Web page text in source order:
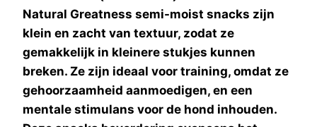
Natural Greatness semi-moist snacks zijn
klein en zacht van textuur, zodat ze
gemakkelijk in kleinere stukjes kunnen
breken. Ze zijn ideaal voor training, omdat ze
gehoorzaamheid aanmoedigen, en een
mentale stimulans voor de hond inhouden.